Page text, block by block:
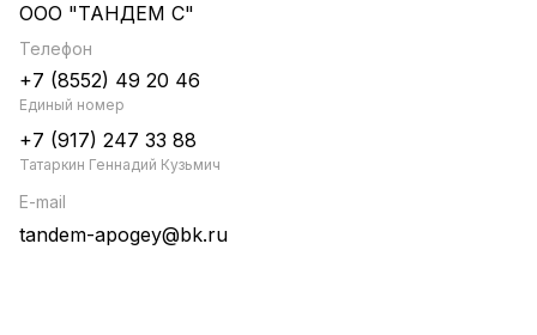
ООО "ТАНДЕМ С"
Телефон
+7 (8552) 49 20 46
Единый номер
+7 (917) 247 33 88
Татаркин Геннадий Кузьмич
E-mail
tandem-apogey@bk.ru